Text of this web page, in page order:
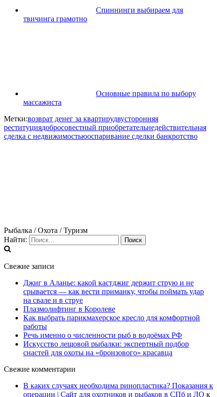
Спиннинги выбираем для
твичинга грамотно
Основные правила по выбору
массажиста
Метки:возврат денег за квартирудвусторонняя
реституциядобросовестный приобретательнедействительная
сделка с недвижимостьюоспаривание сделки банкротство
Рыбалка / Охота / Туризм
Найти:
Свежие записи
Джиг в Аланье: какой кастджиг держит струю и не
срывается — как вести приманку, чтобы поймать удар
на свале и в струе
Плазмолифтинг в Королеве
Как выбрать парикмахерское кресло для комфортной
работы
Речь именно о численности рыб в водоёмах РФ
Искусство лещовой рыбалки: экспертный подбор
снастей для охоты на «бронзового» красавца
Свежие комментарии
В каких случаях необходима ринопластика? Показания к
операции | Сайт для охотников и рыбаков в СПб и ЛО к